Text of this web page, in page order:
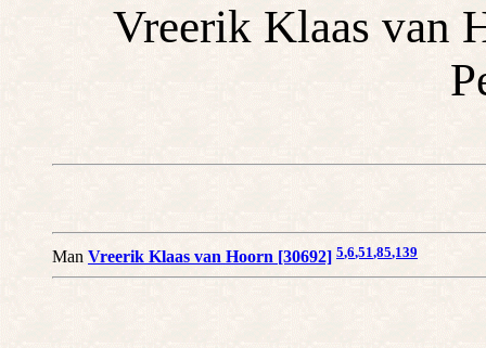
Vreerik Klaas van
Man Vreerik Klaas van Hoorn [30692] 5,6,51,85,139